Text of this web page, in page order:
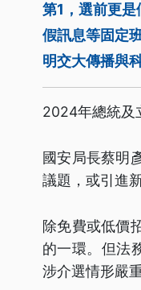
第1，選前更
假訊息等固定
明交大傳播與
2024年總統及
國安局長蔡明
議題，或引進
除免費或低價
的一環。但法
涉介選情形嚴